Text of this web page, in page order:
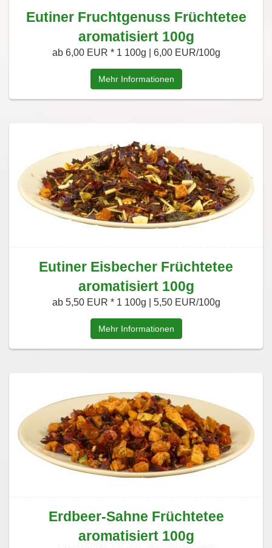
Eutiner Fruchtgenuss Früchtetee
aromatisiert 100g
ab 6,00 EUR * 1 100g | 6,00 EUR/100g
Mehr Informationen
Eutiner Eisbecher Früchtetee
aromatisiert 100g
ab 5,50 EUR * 1 100g | 5,50 EUR/100g
Mehr Informationen
Erdbeer-Sahne Früchtetee
aromatisiert 100g